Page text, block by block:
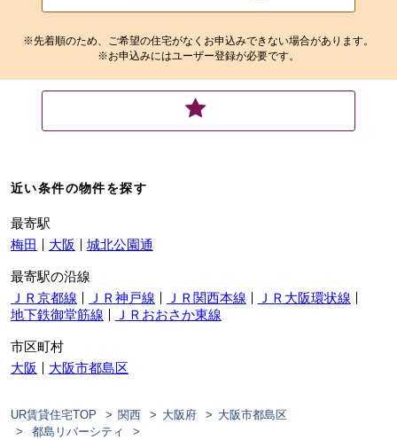
※先着順のため、ご希望の住宅がなくお申込みできない場合があります。
※お申込みにはユーザー登録が必要です。
近い条件の物件を探す
最寄駅
梅田
大阪 城北公園通
最寄駅の沿線
ＪＲ京都線
ＪＲ神戸線 ＪＲ関西本線
ＪＲ大阪環状線
地下鉄御堂筋線
ＪＲおおさか東線
市区町村
大阪
大阪市都島区
UR賃貸住宅TOP 関西 大阪府
大阪市都島区
都島リバーシティ